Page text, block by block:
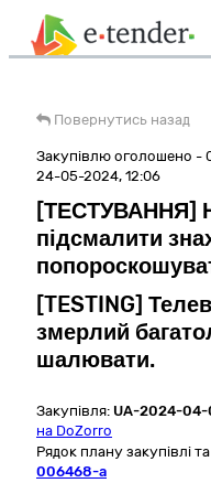
Повернутись назад
Закупівлю оголошено -
24-05-2024, 12:06
[ТЕСТУВАННЯ]
підсмалити
[TESTING]
змерлий
шалювати.
Закупівля: UA-2024-
на DoZorro
Рядок плану закупівлі
006468-a